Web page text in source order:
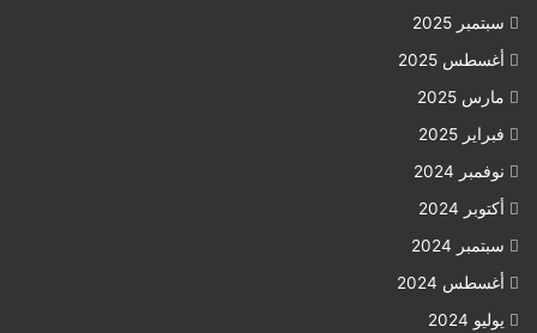
سبتمبر 2025
أغسطس 2025
مارس 2025
فبراير 2025
نوفمبر 2024
أكتوبر 2024
سبتمبر 2024
أغسطس 2024
يوليو 2024